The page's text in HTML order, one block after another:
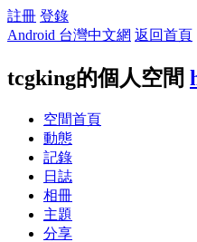
註冊 登錄
Android 台灣中文網 返回首頁
tcgking的個人空間
空間首頁
動態
記錄
日誌
相冊
主題
分享